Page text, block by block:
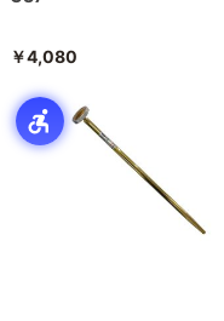
￥4,080